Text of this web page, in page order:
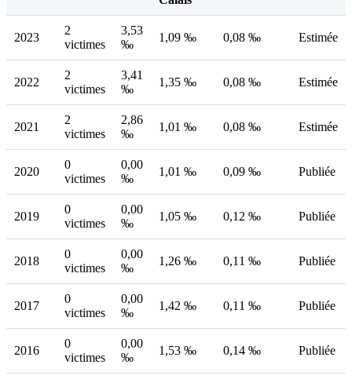
2023
2
victimes
3,53
‰
1,09 ‰ 0,08 ‰ Estimée
2022
2
victimes
3,41
‰
1,35 ‰ 0,08 ‰ Estimée
2021
2
victimes
2,86
‰
1,01 ‰ 0,08 ‰ Estimée
2020
0
victimes
0,00
‰
1,01 ‰ 0,09 ‰ Publiée
2019
0
victimes
0,00
‰
1,05 ‰ 0,12 ‰ Publiée
2018
0
victimes
0,00
‰
1,26 ‰ 0,11 ‰ Publiée
2017
0
victimes
0,00
‰
1,42 ‰ 0,11 ‰ Publiée
2016
0
victimes
0,00
‰
1,53 ‰ 0,14 ‰ Publiée